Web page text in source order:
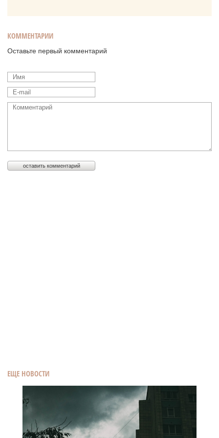
ЕЩЕ НОВОСТИ
КОММЕНТАРИИ
Оставьте первый комментарий